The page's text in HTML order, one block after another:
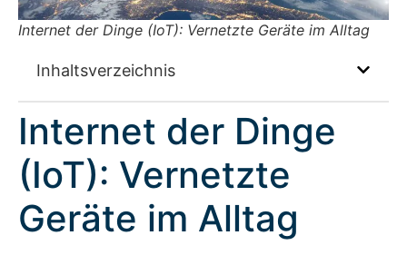
Internet der Dinge (IoT): Vernetzte Geräte im Alltag
Inhaltsverzeichnis
Internet der Dinge
(IoT): Vernetzte
Geräte im Alltag